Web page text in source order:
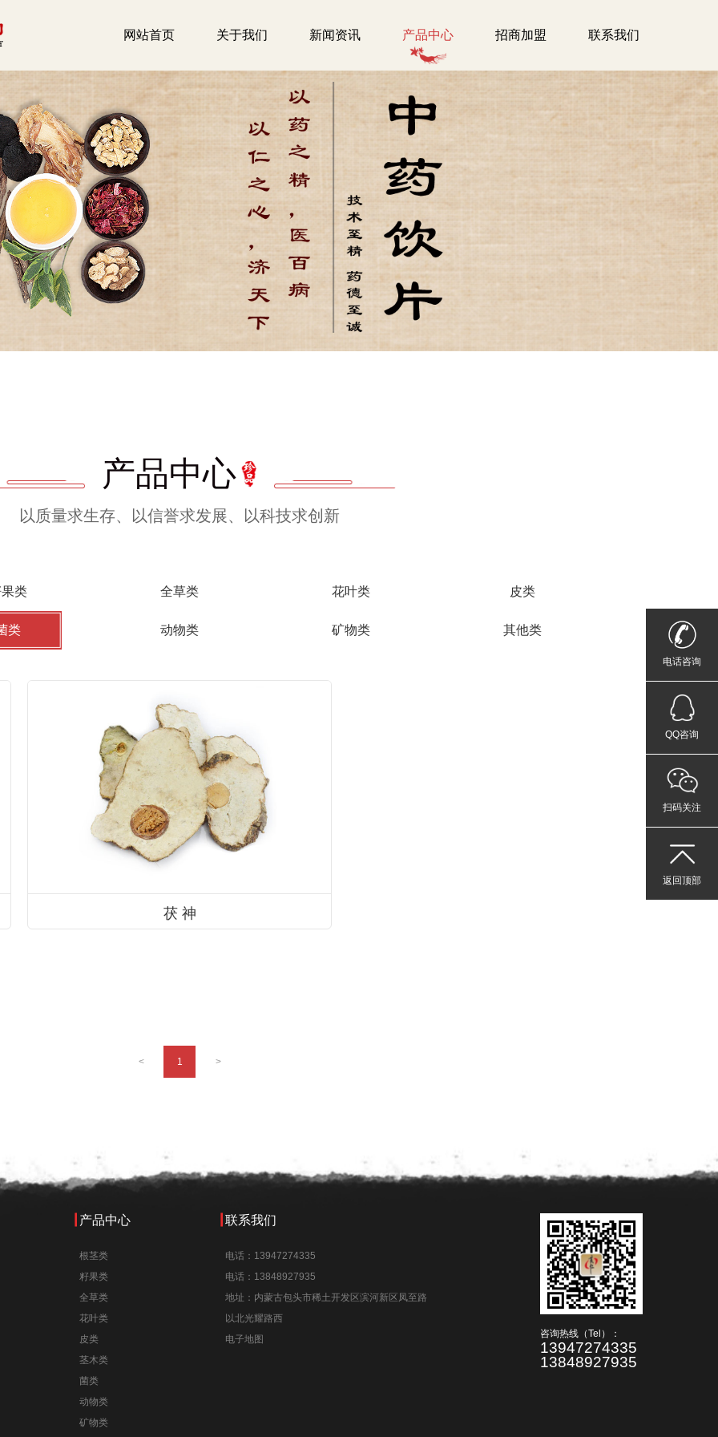
网站首页 关于我们 新闻资讯 产品中心 招商加盟 联系我们
产品中心
以质量求生存、以信誉求发展、以科技求创新
类 全草类 花叶类 皮类
类 动物类 矿物类 其他类
茯 神
< 1 >
电话咨询
QQ咨询
扫码关注
返回顶部
产品中心
根茎类
籽果类
全草类
花叶类
皮类
茎木类
菌类
动物类
矿物类
联系我们
电话：13947274335
电话：13848927935
地址：内蒙古包头市稀土开发区滨河新区凤至路
以北光耀路西
电子地图
咨询热线（Tel）：
13947274335
13848927935